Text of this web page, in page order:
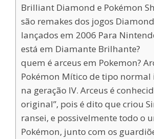
Brilliant Diamond e Pokémon
são remakes dos jogos
lançados em 2006 Para
está em Diamante Brilhante?
quem é arceus em Pokemon?
Pokémon Mítico de tipo
na geração IV. Arceus é
original”, pois é dito que criou
ransei, e possivelmente todo o
Pokémon, junto com os